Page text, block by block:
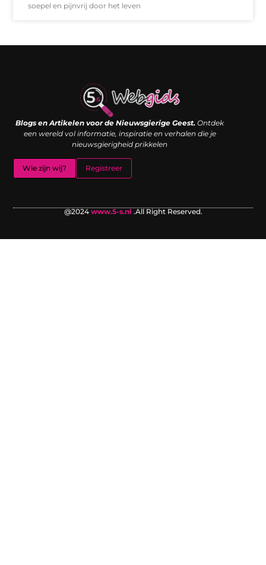
soepel en pijnvrij door het leven
Blogs en Artikelen voor de Nieuwsgierige Geest. Ontdek
een wereld vol informatie, inspiratie en verhalen die je
nieuwsgierigheid prikkelen
Wie zijn wij? Registreer
@2024www.5-s.nl .All Right Reserved.